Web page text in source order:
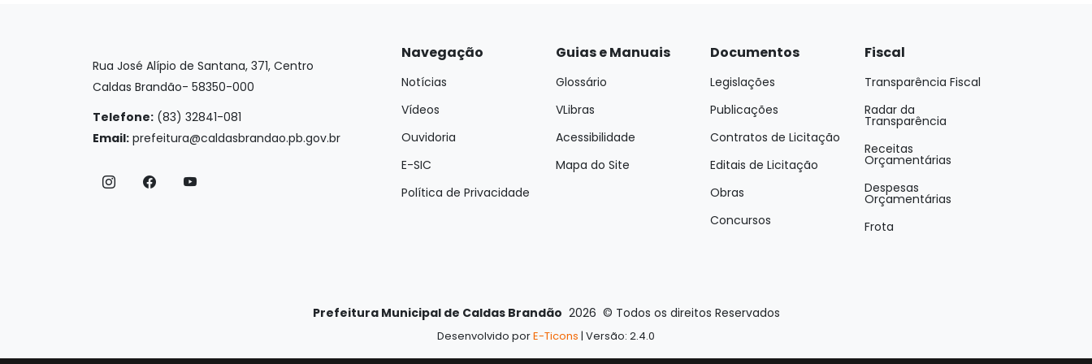
Rua José Alípio de Santana, 371, Centro
Caldas Brandão- 58350-000
Telefone: (83) 32841-081
Email: prefeitura@caldasbrandao.pb.gov.br
Navegação
Notícias
Vídeos
Ouvidoria
E-SIC
Política de Privacidade
Guias e Manuais
Glossário
VLibras
Acessibilidade
Mapa do Site
Documentos
Legislações
Publicações
Contratos de Licitação
Editais de Licitação
Obras
Concursos
Fiscal
Transparência Fiscal
Radar da
Transparência
Receitas
Orçamentárias
Despesas
Orçamentárias
Frota
Prefeitura Municipal de Caldas Brandão 2026 © Todos os direitos Reservados
Desenvolvido porE-Ticons | Versão: 2.4.0